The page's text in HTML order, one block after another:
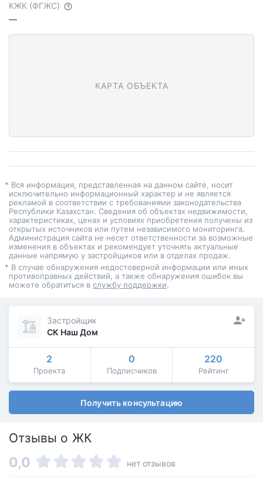
КЖК (ФГЖС)
—
КАРТА ОБЪЕКТА
* Вся информация, представленная на данном сайте, носит
исключительно информационный характер и не является
рекламой в соответствии с требованиями законодательства
Республики Казахстан. Сведения об объектах недвижимости,
характеристиках, ценах и условиях приобретения получены из
открытых источников или путем независимого мониторинга.
Администрация сайта не несет ответственности за возможные
изменения в объектах и рекомендует уточнять актуальные
данные напрямую у застройщиков или в отделах продаж.
* В случае обнаружения недостоверной информации или иных
противоправных действий, а также обнаружения ошибок вы
можете обратиться в службу поддержки.
Застройщик
СК Наш Дом
2
Проекта
0
Подписчиков
220
Рейтинг
Получить консультацию
Отзывы о ЖК
0,0 нет отзывов